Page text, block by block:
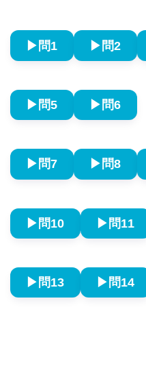
▶︎問1 ▶︎問2
▶︎問5 ▶︎問6
▶︎問7 ▶︎問8
▶︎問10 ▶︎問11
▶︎問13 ▶︎問14